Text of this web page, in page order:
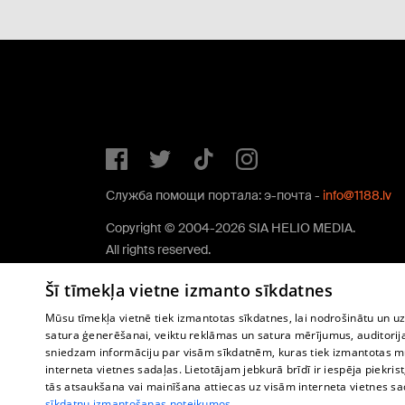
Служба помощи портала: э-почта - info@1188.lv
Copyright © 2004-2026 SIA HELIO MEDIA.
All rights reserved.
Šī tīmekļa vietne izmanto sīkdatnes
Mūsu tīmekļa vietnē tiek izmantotas sīkdatnes, lai nodrošinātu un
satura ģenerēšanai, veiktu reklāmas un satura mērījumus,
sniedzam informāciju par visām sīkdatnēm, kuras tiek izmantotas
interneta vietnes sadaļas. Lietotājam jebkurā brīdī ir iespēja
tās atsaukšana vai mainīšana attiecas uz visām interneta vietnes